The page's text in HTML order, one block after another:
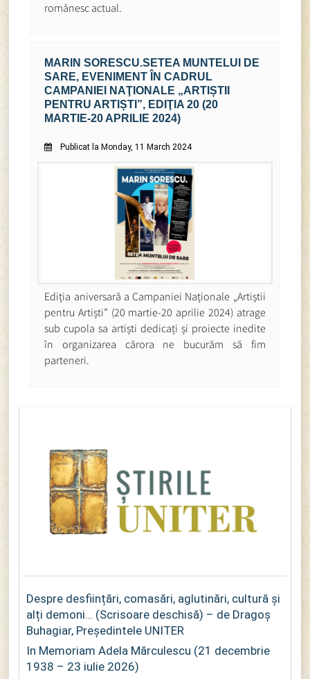
românesc actual.
MARIN SORESCU.SETEA MUNTELUI DE
SARE, EVENIMENT ÎN CADRUL
CAMPANIEI NAŢIONALE „ARTIȘTII
PENTRU ARTIȘTI”, EDIŢIA 20 (20
MARTIE-20 APRILIE 2024)
Publicat la Monday, 11 March 2024
Ediția aniversară a Campaniei Naționale „Artiștii
pentru Artiști” (20 martie-20 aprilie 2024) atrage
sub cupola sa artiști dedicați și proiecte inedite
în organizarea cărora ne bucurăm să fim
parteneri.
Despre desființări, comasări, aglutinări, cultură și
alți demoni… (Scrisoare deschisă) – de Dragoș
Buhagiar, Președintele UNITER
In Memoriam Adela Mărculescu (21 decembrie
1938 – 23 iulie 2026)